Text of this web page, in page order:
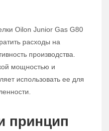
Oilon Junior Gas G80
расходы на
производства.
мощностью и
использовать ее для
принцип